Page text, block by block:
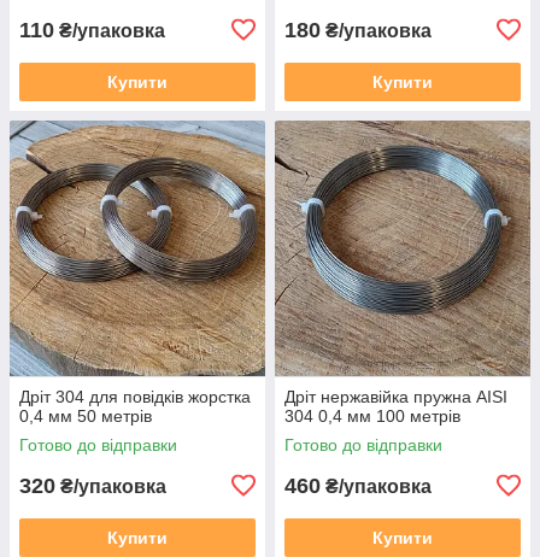
110 ₴/упаковка
Купити
180 ₴/упаковка
Купити
Дріт 304 для повідків жорстка
0,4 мм 50 метрів
Готово до відправки
320 ₴/упаковка
Купити
Дріт нержавійка пружна AISI
304 0,4 мм 100 метрів
Готово до відправки
460 ₴/упаковка
Купити